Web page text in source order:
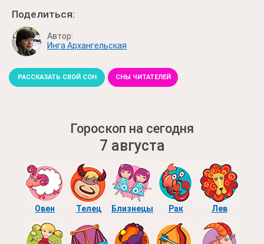
Поделиться:
Автор:
Инга Архангельская
РАССКАЗАТЬ СВОЙ СОН СНЫ ЧИТАТЕЛЕЙ
Гороскоп на сегодня
7 августа
Овен Телец Близнецы Рак Лев